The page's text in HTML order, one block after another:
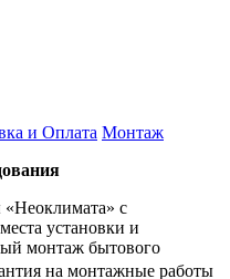
и Оплата Монтаж
с
установки и
монтаж бытового
на монтажные работы